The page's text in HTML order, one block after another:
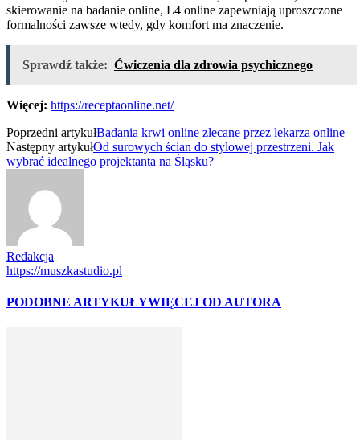
skierowanie na badanie online, L4 online zapewniają uproszczone
formalności zawsze wtedy, gdy komfort ma znaczenie.
Sprawdź także: Ćwiczenia dla zdrowia psychicznego
Więcej: https://receptaonline.net/
Poprzedni artykułBadania krwi online zlecane przez lekarza online
Następny artykułOd surowych ścian do stylowej przestrzeni. Jak
wybrać idealnego projektanta na Śląsku?
Redakcja
https://muszkastudio.pl
PODOBNE ARTYKUŁYWIĘCEJ OD AUTORA